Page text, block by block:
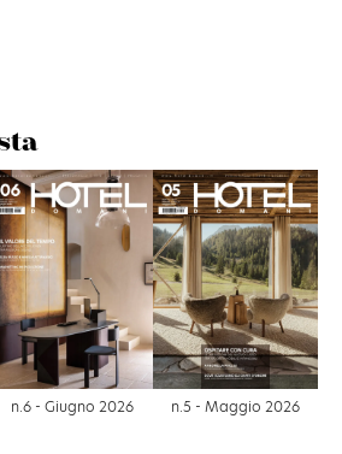
n.6 - Giugno 2026 n.5 - Maggio 2026